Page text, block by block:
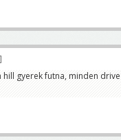
gyerek futna, minden